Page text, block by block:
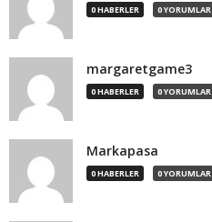
0 HABERLER 0 YORUMLAR
margaretgame3
0 HABERLER 0 YORUMLAR
Markapasa
0 HABERLER 0 YORUMLAR